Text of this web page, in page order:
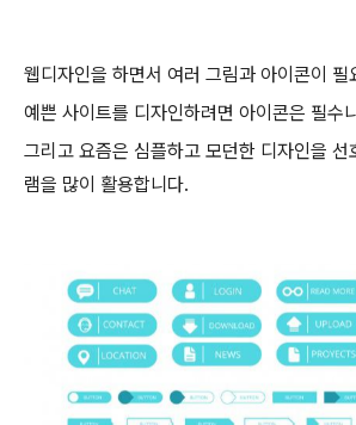
웹디자인을 하면서 여러 그림과 아이콘이 필
예쁜 사이트를 디자인하려면 아이콘은 필수
그리고 요즘은 심플하고 모던한 디자인을 선
램을 많이 활용합니다.